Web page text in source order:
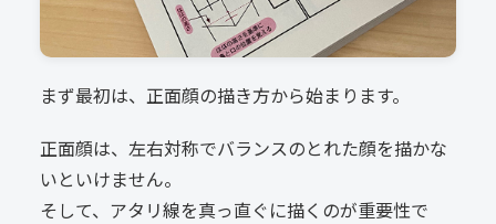
まず最初は、正面顔の描き方から始まります。
正面顔は、左右対称でバランスのとれた顔を描かな
いといけません。
そして、アタリ線を真っ直ぐに描くのが重要性で